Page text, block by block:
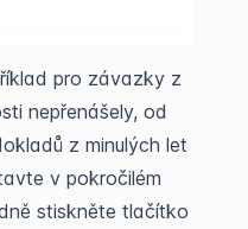
pro závazky z
nepřenášely, od
z minulých let
v pokročilém
stiskněte tlačítko